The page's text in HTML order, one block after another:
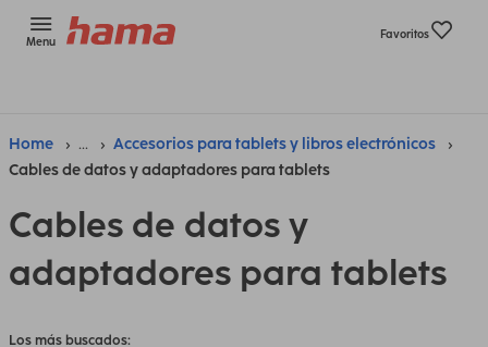
Menu
Favoritos
Home ...
Accesorios para tablets y libros electrónicos
Cables de datos y adaptadores para tablets
Cables de datos y
adaptadores para tablets
Los más buscados: